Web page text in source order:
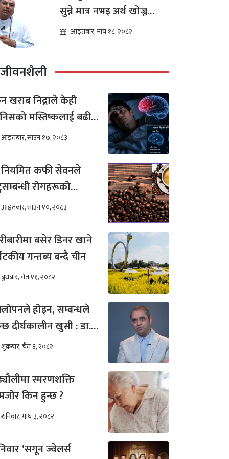
सुन्ने मात्र नभइ अर्थ खोज्न
थालेका छन : ज्योतिष तारा
आइतबार, माघ १८, २०८२
जीवनशैली
खराब निद्राले केही
मस्तिष्कलाई बढी
गर्छ ?
आइतबार, साउन १७, २०८३
कफी सेवनले
रोगहरूको
कम हुन्छ ?
आइतबार, साउन १०, २०८३
बसेर डिनर खाने
गन्तब्य बन्दै चीन
बुधबार, चैत ११, २०८२
होइन, सम्बन्धले
दीर्घकालीन खुसी : डा.
अख्तर
शुक्रबार, चैत ६, २०८२
स्मरणशक्ति
किन हुन्छ ?
शनिबार, माघ ३, २०८२
‘सगून ज्वेलर्स